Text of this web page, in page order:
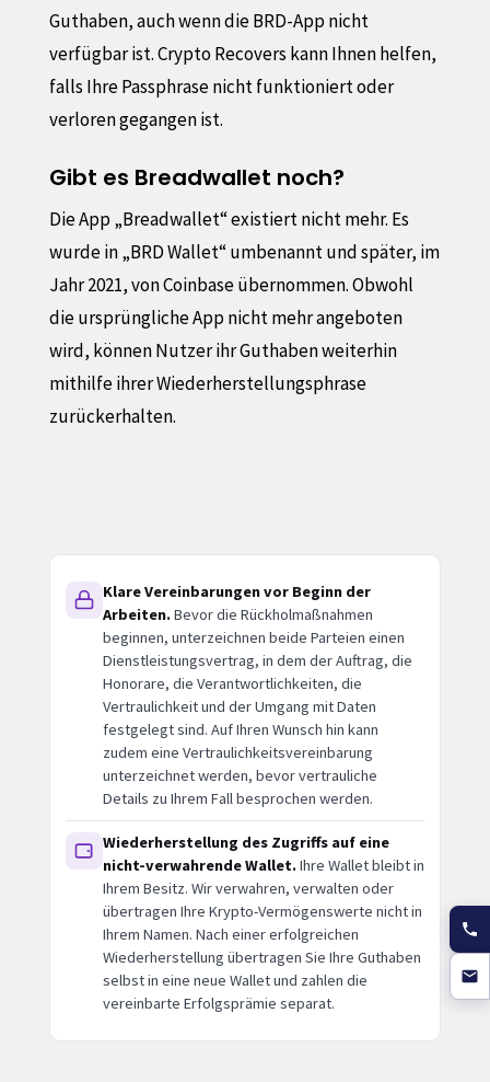
Guthaben, auch wenn die BRD-App nicht
verfügbar ist. Crypto Recovers kann Ihnen helfen,
falls Ihre Passphrase nicht funktioniert oder
verloren gegangen ist.
Gibt es Breadwallet noch?
Die App „Breadwallet“ existiert nicht mehr. Es
wurde in „BRD Wallet“ umbenannt und später, im
Jahr 2021, von Coinbase übernommen. Obwohl
die ursprüngliche App nicht mehr angeboten
wird, können Nutzer ihr Guthaben weiterhin
mithilfe ihrer Wiederherstellungsphrase
zurückerhalten.
Klare Vereinbarungen vor Beginn der
Arbeiten.Bevor die Rückholmaßnahmen
beginnen, unterzeichnen beide Parteien einen
Dienstleistungsvertrag, in dem der Auftrag, die
Honorare, die Verantwortlichkeiten, die
Vertraulichkeit und der Umgang mit Daten
festgelegt sind. Auf Ihren Wunsch hin kann
zudem eine Vertraulichkeitsvereinbarung
unterzeichnet werden, bevor vertrauliche
Details zu Ihrem Fall besprochen werden.
Wiederherstellung des Zugriffs auf eine
nicht-verwahrende Wallet.Ihre Wallet bleibt in
Ihrem Besitz. Wir verwahren, verwalten oder
übertragen Ihre Krypto-Vermögenswerte nicht in
Ihrem Namen. Nach einer erfolgreichen
Wiederherstellung übertragen Sie Ihre Guthaben
selbst in eine neue Wallet und zahlen die
vereinbarte Erfolgsprämie separat.